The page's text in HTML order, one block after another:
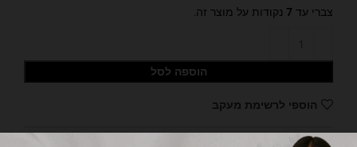
צברי עד 7 נקודות על מוצר זה.
הוספה לסל
הוספי לרשימת מעקב
תיאור